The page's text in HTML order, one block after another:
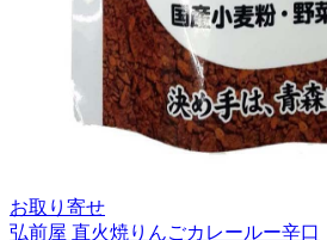
お取り寄せ
弘前屋 直火焼りんごカレールー辛口